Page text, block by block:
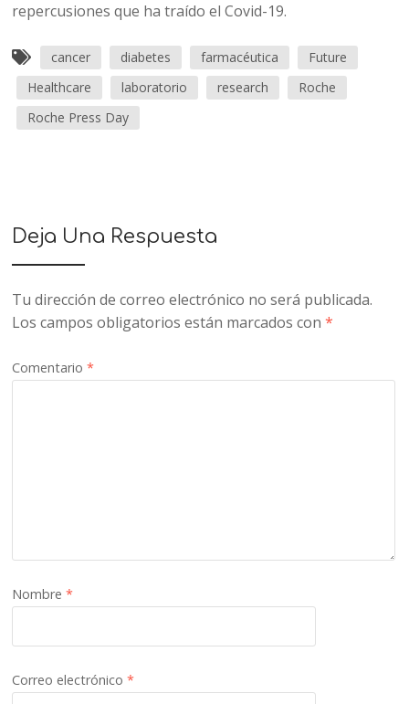
repercusiones que ha traído el Covid-19.
cancer diabetes farmacéutica
Future
Healthcare
laboratorio research
Roche
Roche Press Day
Deja Una Respuesta
Tu dirección de correo electrónico no será publicada.
Los campos obligatorios están marcados con*
Comentario*
Nombre*
Correo electrónico*